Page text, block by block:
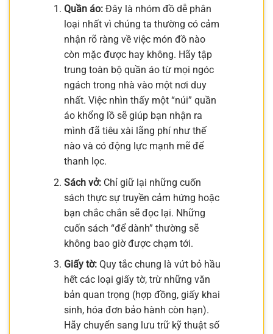
Quần áo:Đây là nhóm đồ dễ phân
loại nhất vì chúng ta thường có cảm
nhận rõ ràng về việc món đồ nào
còn mặc được hay không. Hãy tập
trung toàn bộ quần áo từ mọi ngóc
ngách trong nhà vào một nơi duy
nhất. Việc nhìn thấy một “núi” quần
áo khổng lồ sẽ giúp bạn nhận ra
mình đã tiêu xài lãng phí như thế
nào và có động lực mạnh mẽ để
thanh lọc.
Sách vở:Chỉ giữ lại những cuốn
sách thực sự truyền cảm hứng hoặc
bạn chắc chắn sẽ đọc lại. Những
cuốn sách “để dành” thường sẽ
không bao giờ được chạm tới.
Giấy tờ:Quy tắc chung là vứt bỏ hầu
hết các loại giấy tờ, trừ những văn
bản quan trọng (hợp đồng, giấy khai
sinh, hóa đơn bảo hành còn hạn).
Hãy chuyển sang lưu trữ kỹ thuật số